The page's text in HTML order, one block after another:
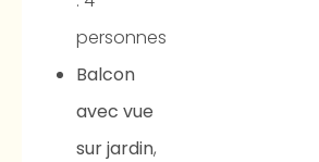
personnes
Balcon
avec vue
sur jardin,